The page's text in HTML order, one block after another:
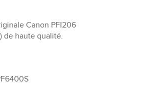
Canon PFI206
de haute qualité.